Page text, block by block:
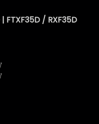
FTXF35D / RXF35D